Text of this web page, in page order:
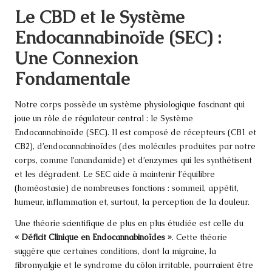
Le CBD et le Système
Endocannabinoïde (SEC) :
Une Connexion
Fondamentale
Notre corps possède un système physiologique fascinant qui
joue un rôle de régulateur central : le Système
Endocannabinoïde (SEC). Il est composé de récepteurs (CB1 et
CB2), d’endocannabinoïdes (des molécules produites par notre
corps, comme l’anandamide) et d’enzymes qui les synthétisent
et les dégradent. Le SEC aide à maintenir l’équilibre
(homéostasie) de nombreuses fonctions : sommeil, appétit,
humeur, inflammation et, surtout, la perception de la douleur.
Une théorie scientifique de plus en plus étudiée est celle du
« Déficit Clinique en Endocannabinoïdes ». Cette théorie
suggère que certaines conditions, dont la migraine, la
fibromyalgie et le syndrome du côlon irritable, pourraient être